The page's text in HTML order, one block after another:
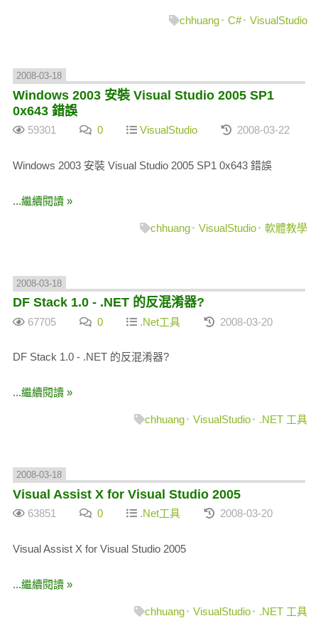
chhuang C# VisualStudio
2008-03-18
Windows 2003 安裝 Visual Studio 2005 SP1
0x643 錯誤
59301 0 VisualStudio 2008-03-22
Windows 2003 安裝 Visual Studio 2005 SP1 0x643 錯誤
...繼續閱讀 »
chhuang VisualStudio 軟體教學
2008-03-18
DF Stack 1.0 - .NET 的反混淆器?
67705 0 .Net工具 2008-03-20
DF Stack 1.0 - .NET 的反混淆器?
...繼續閱讀 »
chhuang VisualStudio .NET 工具
2008-03-18
Visual Assist X for Visual Studio 2005
63851 0 .Net工具 2008-03-20
Visual Assist X for Visual Studio 2005
...繼續閱讀 »
chhuang VisualStudio .NET 工具